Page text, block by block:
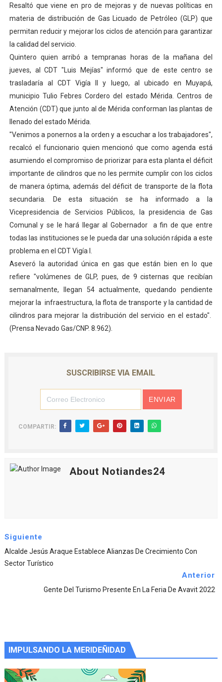
Fundecem inició con éxito el taller vacacional de
El Lactario del Iahula celebra la Semana Mundial de la
Plan Vacacional "Venezuela Ríe 2026" brinda
Iniciación al yoga reúne a diversos clubes deportivos
Mincomunas impulsa el autogobierno en Mérida con
Expertos inspeccionan espacios del OAN para la
Resaltó que viene en pro de mejoras y de nuevas políticas en
materia de distribución de Gas Licuado de Petróleo (GLP) que
permitan reducir y mejorar los ciclos de atención para garantizar
la calidad del servicio.
Quintero quien arribó a tempranas horas de la mañana del
jueves, al CDT "Luis Mejías" informó que de este centro se
trasladaría al CDT Vigía II y luego, al ubicado en Muyapá,
municipio Tulio Febres Cordero del estado Mérida. Centros de
Atención (CDT) que junto al de Mérida conforman las plantas de
llenado del estado Mérida.
"Venimos a ponernos a la orden y a escuchar a los trabajadores",
recalcó el funcionario quien mencionó que como agenda está
asumiendo el compromiso de priorizar para esta planta el déficit
importante de cilindros que no les permite cumplir con los ciclos
de manera óptima, además del déficit de transporte de la flota
secundaria. De esta situación se ha informado a la
Vicepresidencia de Servicios Públicos, la presidencia de Gas
Comunal y se le hará llegar al Gobernador a fin de que entre
todas las instituciones se le pueda dar una solución rápida a este
problema en el CDT Vigía I.
Aseveró la autoridad única en gas que están bien en lo que
refiere "volúmenes de GLP, pues, de 9 cisternas que recibían
semanalmente, llegan 54 actualmente, quedando pendiente
mejorar la infraestructura, la flota de transporte y la cantidad de
cilindros para mejorar la distribución del servicio en el estado".
(Prensa Nevado Gas/CNP. 8.962).
SUSCRIBIRSE VIA EMAIL
COMPARTIR:
About Notiandes24
Siguiente
Alcalde Jesús Araque Establece Alianzas De Crecimiento Con
Sector Turístico
Anterior
Gente Del Turismo Presente En La Feria De Avavit 2022
IMPULSANDO LA MERIDEÑIDAD